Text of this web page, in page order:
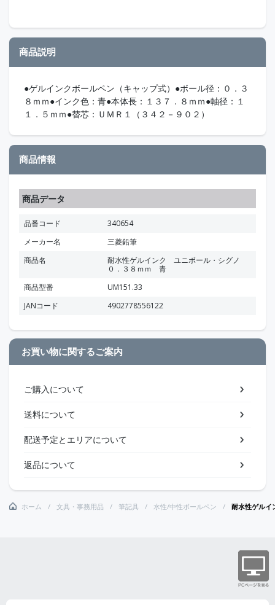
商品説明
●ゲルインクボールペン（キャップ式）●ボール径：０．３
８ｍｍ●インク色：青●本体長：１３７．８ｍｍ●軸径：１
１．５ｍｍ●替芯：ＵＭＲ１（３４２－９０２）
商品情報
商品データ
品番コード
340654
メーカー名
三菱鉛筆
商品名
耐水性ゲルインク ユニボール・シグノ
０．３８ｍｍ 青
商品型番
UM151.33
JANコード
4902778556122
お買い物に関するご案内
ご購入について
送料について
配送予定とエリアについて
返品について
ホーム 文具・事務用品 筆記具 水性/中性ボールペン 耐水性ゲル